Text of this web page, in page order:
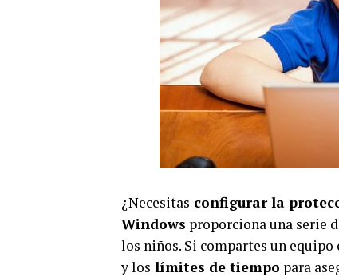
¿Necesitas configurar la
Windows proporciona una serie
los niños. Si compartes un
y los límites de tiempo para